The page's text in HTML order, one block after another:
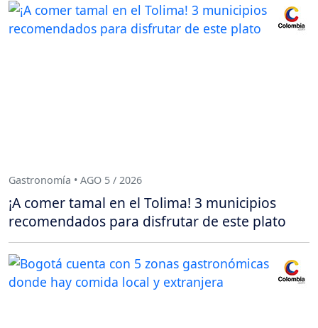
Gastronomía • AGO 5 / 2026
¡A comer tamal en el Tolima! 3 municipios
recomendados para disfrutar de este plato